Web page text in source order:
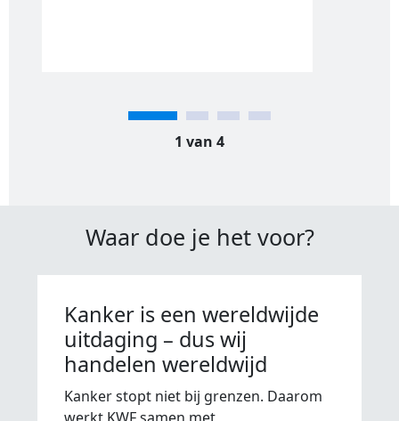
1 van 4
Waar doe je het voor?
Kanker is een wereldwijde
uitdaging – dus wij
handelen wereldwijd
Kanker stopt niet bij grenzen. Daarom